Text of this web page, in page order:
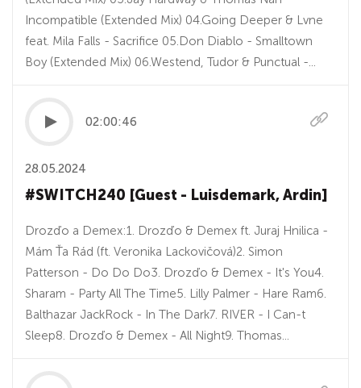
Incompatible (Extended Mix) 04.Going Deeper & Lvne
feat. Mila Falls - Sacrifice 05.Don Diablo - Smalltown
Boy (Extended Mix) 06.Westend, Tudor & Punctual -...
02:00:46
28.05.2024
#SWITCH240 [Guest - Luisdemark, Ardin]
Drozďo a Demex:1. Drozďo & Demex ft. Juraj Hnilica -
Mám Ťa Rád (ft. Veronika Lackovičová)2. Simon
Patterson - Do Do Do3. Drozďo & Demex - It's You4.
Sharam - Party All The Time5. Lilly Palmer - Hare Ram6.
Balthazar JackRock - In The Dark7. RIVER - I Can-t
Sleep8. Drozďo & Demex - All Night9. Thomas...